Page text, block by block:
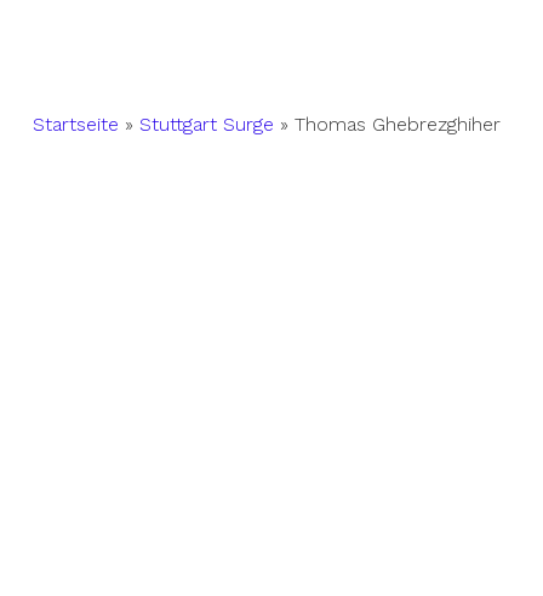
Startseite » Stuttgart Surge » Thomas Ghebrezghiher